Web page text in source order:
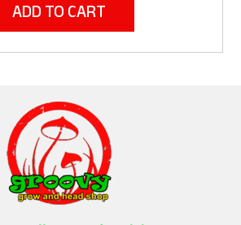
ADD TO CART